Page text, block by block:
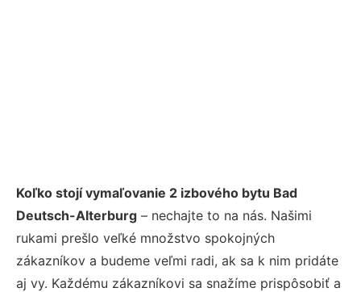
Koľko stojí vymaľovanie 2 izbového bytu Bad
Deutsch-Alterburg – nechajte to na nás. Našimi
rukami prešlo veľké množstvo spokojných
zákazníkov a budeme veľmi radi, ak sa k nim pridáte
aj vy. Každému zákazníkovi sa snažíme prispôsobiť a